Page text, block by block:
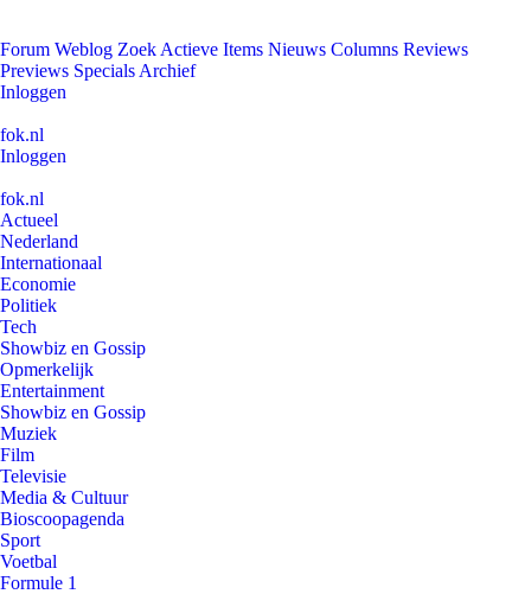
Forum Weblog Zoek Actieve Items Nieuws Columns Reviews
Previews Specials Archief
Inloggen
fok.nl
Inloggen
fok.nl
Actueel
Nederland
Internationaal
Economie
Politiek
Tech
Showbiz en Gossip
Opmerkelijk
Entertainment
Showbiz en Gossip
Muziek
Film
Televisie
Media & Cultuur
Bioscoopagenda
Sport
Voetbal
Formule 1